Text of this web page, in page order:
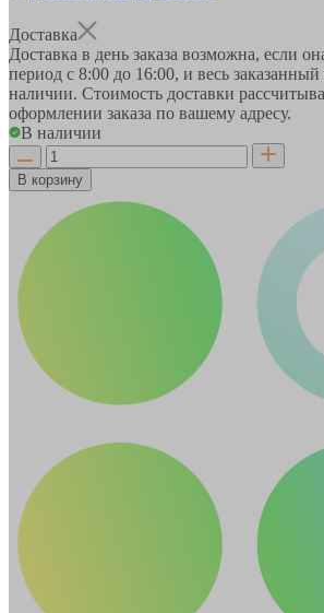
Доставка
Доставка в день заказа возможна, если
период с 8:00 до 16:00, и весь
наличии. Стоимость доставки
оформлении заказа по вашему адресу.
В наличии
В корзину